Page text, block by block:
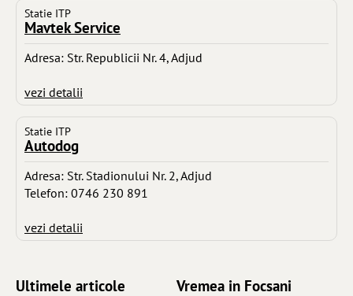
Statie ITP
Mavtek Service
Adresa: Str. Republicii Nr. 4, Adjud
vezi detalii
Statie ITP
Autodog
Adresa: Str. Stadionului Nr. 2, Adjud
Telefon: 0746 230 891
vezi detalii
Ultimele articole Vremea in Focsani